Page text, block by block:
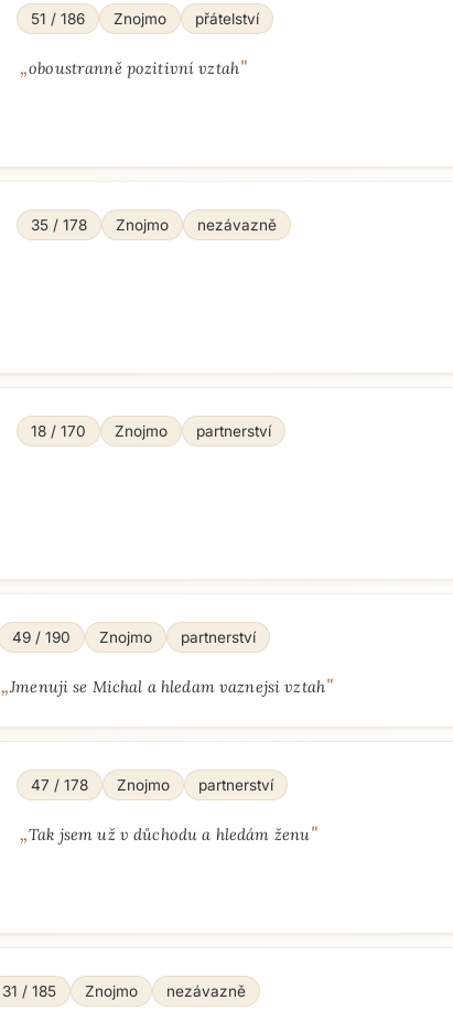
51 / 186 Znojmo přátelství
„oboustranně pozitivní vztah"
35 / 178 Znojmo nezávazně
18 / 170 Znojmo partnerství
49 / 190 Znojmo partnerství
„Jmenuji se Michal a hledam vaznejsi vztah"
47 / 178 Znojmo partnerství
„Tak jsem už v důchodu a hledám ženu"
31 / 185 Znojmo nezávazně